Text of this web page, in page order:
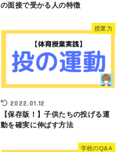
の面接で受かる人の特徴
授業力
2022.01.12
【保存版！】子供たちの投げる運
動を確実に伸ばす方法
学校のQ&A